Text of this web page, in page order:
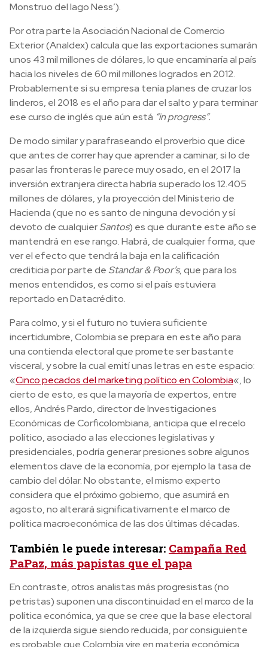
Monstruo del lago Ness’).
Por otra parte la Asociación Nacional de Comercio
Exterior (Analdex) calcula que las exportaciones sumarán
unos 43 mil millones de dólares, lo que encaminaría al país
hacia los niveles de 60 mil millones logrados en 2012.
Probablemente si su empresa tenía planes de cruzar los
linderos, el 2018 es el año para dar el salto y para terminar
ese curso de inglés que aún está “in progress”.
De modo similar y parafraseando el proverbio que dice
que antes de correr hay que aprender a caminar, si lo de
pasar las fronteras le parece muy osado, en el 2017 la
inversión extranjera directa habría superado los 12.405
millones de dólares, y la proyección del Ministerio de
Hacienda (que no es santo de ninguna devoción y sí
devoto de cualquierSantos) es que durante este año se
mantendrá en ese rango. Habrá, de cualquier forma, que
ver el efecto que tendrá la baja en la calificación
crediticia por parte de Standar & Poor’s, que para los
menos entendidos, es como si el país estuviera
reportado en Datacrédito.
Para colmo, y si el futuro no tuviera suficiente
incertidumbre, Colombia se prepara en este año para
una contienda electoral que promete ser bastante
visceral, y sobre la cual emití unas letras en este espacio:
«Cinco pecados del marketing político en Colombia«, lo
cierto de esto, es que la mayoría de expertos, entre
ellos, Andrés Pardo, director de Investigaciones
Económicas de Corficolombiana, anticipa que el recelo
político, asociado a las elecciones legislativas y
presidenciales, podría generar presiones sobre algunos
elementos clave de la economía, por ejemplo la tasa de
cambio del dólar. No obstante, el mismo experto
considera que el próximo gobierno, que asumirá en
agosto, no alterará significativamente el marco de
política macroeconómica de las dos últimas décadas.
También le puede interesar: Campaña Red
PaPaz, más papistas que el papa
En contraste, otros analistas más progresistas (no
petristas) suponen una discontinuidad en el marco de la
política económica, ya que se cree que la base electoral
de la izquierda sigue siendo reducida, por consiguiente